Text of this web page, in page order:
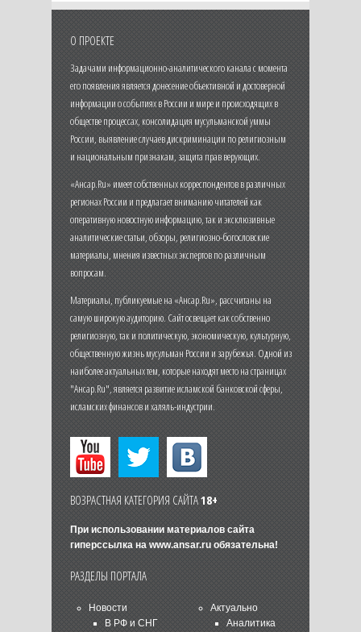
О ПРОЕКТЕ
Задачами информационно-аналитического канала с момента
его появления является донесение объективной и достоверной
информации о событиях в России и мире и происходящих в
обществе процессах, консолидация мусульманской уммы
России, выявление случаев дискриминации по религиозным
и национальным признакам, защита прав верующих.
«Ансар.Ru» имеет собственных корреспондентов в различных
регионах России и предлагает вниманию читателей как
оперативную новостную информацию, так и эксклюзивные
аналитические статьи, обзоры, религиозно-богословские
материалы, мнения известных экспертов по различным
вопросам.
Материалы, публикуемые на «Ансар.Ru», рассчитаны на
самую широкую аудиторию. Сайт освещает как собственно
религиозную, так и политическую, экономическую, культурную,
общественную жизнь мусульман России и зарубежья. Одной из
наиболее актуальных тем, которые находят место на страницах
"Ансар.Ru", является развитие исламской банковской сферы,
исламских финансов и халяль-индустрии.
ВОЗРАСТНАЯ КАТЕГОРИЯ САЙТА18+
При использовании материалов сайта
гиперссылка на www.ansar.ruобязательна!
РАЗДЕЛЫ ПОРТАЛА
Новости
В РФ и СНГ
Актуально
Аналитика